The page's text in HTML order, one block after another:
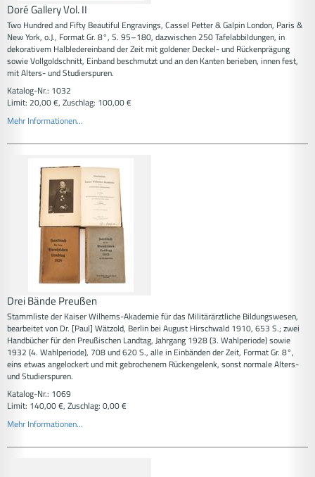
Doré Gallery Vol. II
Two Hundred and Fifty Beautiful Engravings, Cassel Petter & Galpin London, Paris &
New York, o.J., Format Gr. 8°, S. 95–180, dazwischen 250 Tafelabbildungen, in
dekorativem Halbledereinband der Zeit mit goldener Deckel- und Rückenprägung
sowie Vollgoldschnitt, Einband beschmutzt und an den Kanten berieben, innen fest,
mit Alters- und Studierspuren.
Katalog-Nr.: 1032
Limit: 20,00 €, Zuschlag: 100,00 €
Mehr Informationen...
Drei Bände Preußen
Stammliste der Kaiser Wilhems-Akademie für das Militärärztliche Bildungswesen,
bearbeitet von Dr. [Paul] Wätzold, Berlin bei August Hirschwald 1910, 653 S.; zwei
Handbücher für den Preußischen Landtag, Jahrgang 1928 (3. Wahlperiode) sowie
1932 (4. Wahlperiode), 708 und 620 S., alle in Einbänden der Zeit, Format Gr. 8°,
eins etwas angelockert und mit gebrochenem Rückengelenk, sonst normale Alters-
und Studierspuren.
Katalog-Nr.: 1069
Limit: 140,00 €, Zuschlag: 0,00 €
Mehr Informationen...